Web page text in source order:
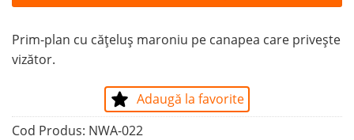
Prim-plan cu cățeluș maroniu pe canapea care privește
vizător.
Adaugă la favorite
Cod Produs: NWA-022